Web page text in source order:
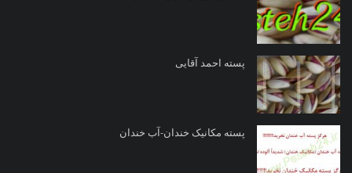
پسته احمد آقایی
پسته مکانیک خندان-آب خندان